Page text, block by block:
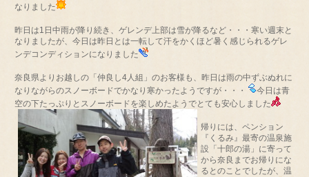
なりました
昨日は1日中雨が降り続き、ゲレンデ上部は雪が降るなど・・・寒い週末と
なりましたが、今日は昨日とは一転して汗をかくほど暑く感じられるゲレ
ンデコンディションになりました
奈良県よりお越しの「仲良し4人組」のお客様も、昨日は雨の中ずぶぬれに
なりながらのスノーボードでかなり寒かったようですが・・・
今日は青
空の下たっぷりとスノーボードを楽しめたようでとても安心しました
帰りには、ペンション
『くるみ』最寄の温泉施
設「十郎の湯」に寄って
から奈良までお帰りにな
るとのことでしたが、温